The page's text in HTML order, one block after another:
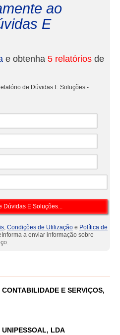
ao
E
e obtenha 5 relatórios de
de Dúvidas E Soluções -
, Condições de Utilização e Política de
a enviar informação sobre
E SERVIÇOS,
UNIPESSOAL, LDA